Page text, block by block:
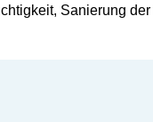
Sanierung